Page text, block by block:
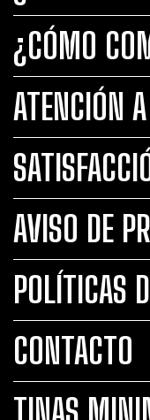
¿CÓMO
ATENCIÓN
AVISO DE
POLÍTICAS
CONTACTO